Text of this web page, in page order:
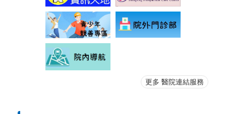
更多 醫院連結服務